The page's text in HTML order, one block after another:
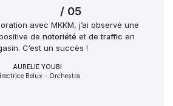
/ 05
avec MKKM, j’ai observé une
de notoriété et detraffic en
C’est un succès !
AURELIE YOUBI
Belux - Orchestra